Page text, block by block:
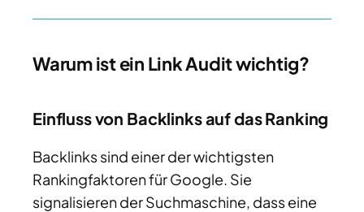
Warum ist ein Link Audit wichtig?
Einfluss von Backlinks auf das Ranking
Backlinks sind einer der wichtigsten
Rankingfaktoren für Google. Sie
signalisieren der Suchmaschine, dass eine